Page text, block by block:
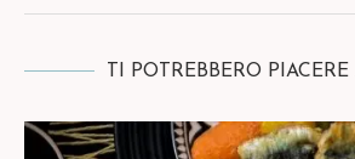
TI POTREBBERO